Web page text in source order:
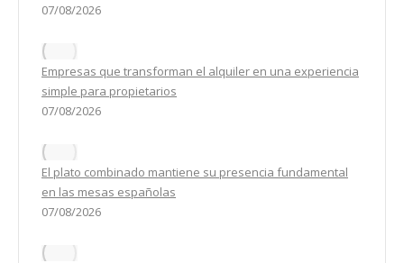
07/08/2026
Empresas que transforman el alquiler en una experiencia
simple para propietarios
07/08/2026
El plato combinado mantiene su presencia fundamental
en las mesas españolas
07/08/2026